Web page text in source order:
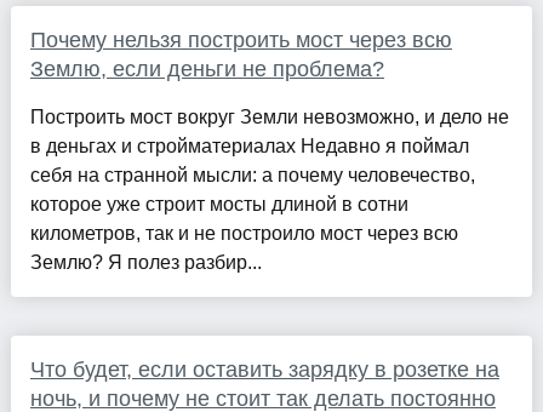
Почему нельзя построить мост через всю
Землю, если деньги не проблема?
Построить мост вокруг Земли невозможно, и дело не
в деньгах и стройматериалах Недавно я поймал
себя на странной мысли: а почему человечество,
которое уже строит мосты длиной в сотни
километров, так и не построило мост через всю
Землю? Я полез разбир...
Что будет, если оставить зарядку в розетке на
ночь, и почему не стоит так делать постоянно